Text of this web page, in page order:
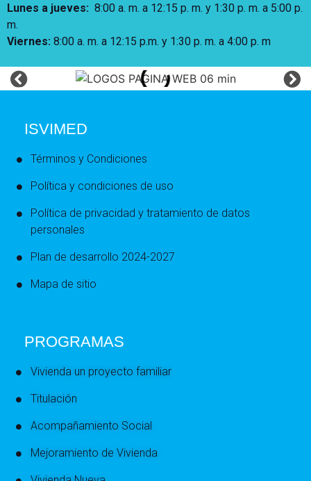
Lunes a jueves: 8:00 a. m. a 12:15 p. m. y 1:30 p. m. a 5:00 p.
m.
Viernes: 8:00 a. m. a 12:15 p.m. y 1:30 p. m. a 4:00 p. m
ISVIMED
Términos y Condiciones
Política y condiciones de uso
Política de privacidad y tratamiento de datos
personales
Plan de desarrollo 2024-2027
Mapa de sitio
PROGRAMAS
Vivienda un proyecto familiar
Titulación
Acompañamiento Social
Mejoramiento de Vivienda